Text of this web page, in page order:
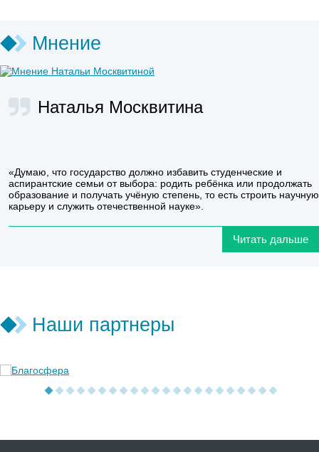
Мнение
Наталья Москвитина
«Думаю, что государство должно избавить студенческие и
аспирантские семьи от выбора: родить ребёнка или продолжать
образование и получать учёную степень, то есть строить научную
карьеру и служить отечественной науке».
Читать дальше
Наши партнеры